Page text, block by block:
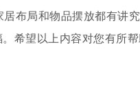
布局和物品摆放都有讲
希望以上内容对您有所帮